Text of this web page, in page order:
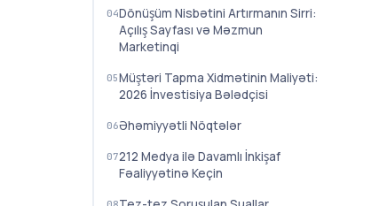
Dönüşüm Nisbətini Artırmanın Sirri:
Açılış Sayfası və Məzmun
Marketinqi
Müştəri Tapma Xidmətinin Maliyəti:
2026 İnvestisiya Bələdçisi
Əhəmiyyətli Nöqtələr
212 Medya ilə Davamlı İnkişaf
Fəaliyyətinə Keçin